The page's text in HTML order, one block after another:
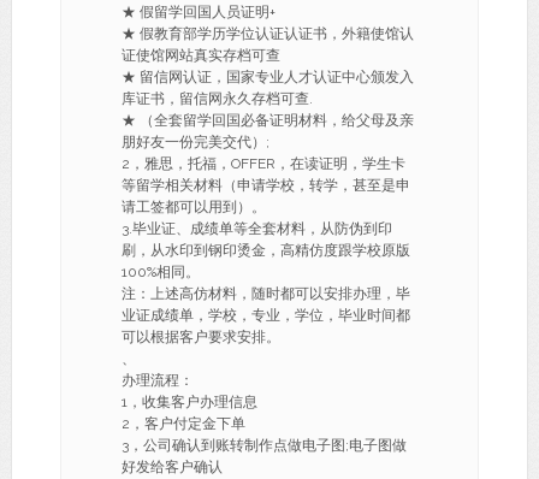
★ 假留学回国人员证明+
★ 假教育部学历学位认证认证书，外籍使馆认
证使馆网站真实存档可查
★ 留信网认证，国家专业人才认证中心颁发入
库证书，留信网永久存档可查.
★ （全套留学回国必备证明材料，给父母及亲
朋好友一份完美交代）;
2，雅思，托福，OFFER，在读证明，学生卡
等留学相关材料（申请学校，转学，甚至是申
请工签都可以用到）。
3.毕业证、成绩单等全套材料，从防伪到印
刷，从水印到钢印烫金，高精仿度跟学校原版
100%相同。
注：上述高仿材料，随时都可以安排办理，毕
业证成绩单，学校，专业，学位，毕业时间都
可以根据客户要求安排。
、
办理流程：
1，收集客户办理信息
2，客户付定金下单
3，公司确认到账转制作点做电子图;电子图做
好发给客户确认